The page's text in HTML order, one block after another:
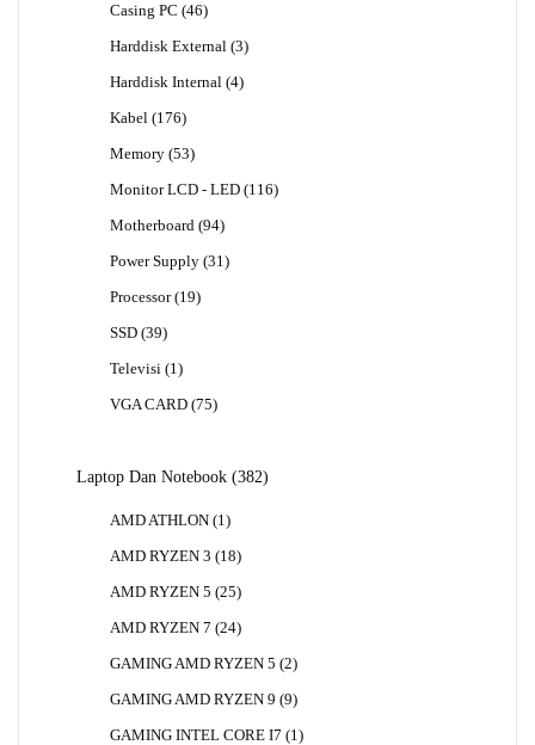
Casing PC 4646
Harddisk External 33
Harddisk Internal 44
Kabel 176176
Memory 5353
Monitor LCD - LED 116116
Motherboard 9494
Power Supply 3131
Processor 1919
SSD 3939
Televisi 11
VGA CARD 7575
Laptop Dan Notebook 382382
AMD ATHLON 11
AMD RYZEN 3
1818
AMD RYZEN 5 2525
AMD RYZEN 7 2424
GAMING AMD RYZEN 5 22
GAMING AMD RYZEN 9 99
GAMING INTEL CORE I7
11